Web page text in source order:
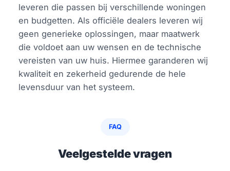
leveren die passen bij verschillende woningen
en budgetten. Als officiële dealers leveren wij
geen generieke oplossingen, maar maatwerk
die voldoet aan uw wensen en de technische
vereisten van uw huis. Hiermee garanderen wij
kwaliteit en zekerheid gedurende de hele
levensduur van het systeem.
FAQ
Veelgestelde vragen